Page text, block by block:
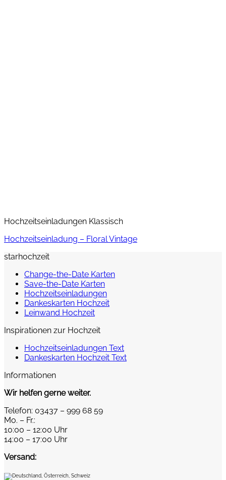
Hochzeitseinladungen Klassisch
Hochzeitseinladung – Floral Vintage
starhochzeit
Change-the-Date Karten
Save-the-Date Karten
Hochzeitseinladungen
Dankeskarten Hochzeit
Leinwand Hochzeit
Inspirationen zur Hochzeit
Hochzeitseinladungen Text
Dankeskarten Hochzeit Text
Informationen
Wir helfen gerne weiter.
Telefon: 03437 – 999 68 59
Mo. – Fr.:
10:00 – 12:00 Uhr
14:00 – 17:00 Uhr
Versand: